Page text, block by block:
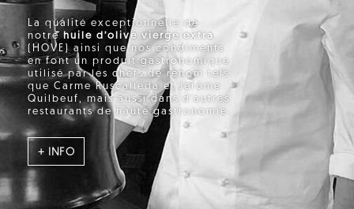
La qualité exceptionnelle de
notrehuile d’olive vierge extra
(HOVE) ainsi que nos condiments
en font un produit gastronomique
utilisé par les chefs de renom tels
que Carme Ruscalleda et Jérôme
Quilbeuf, mais aussi dans d’autres
restaurants de haute gastronomie.
+ INFO